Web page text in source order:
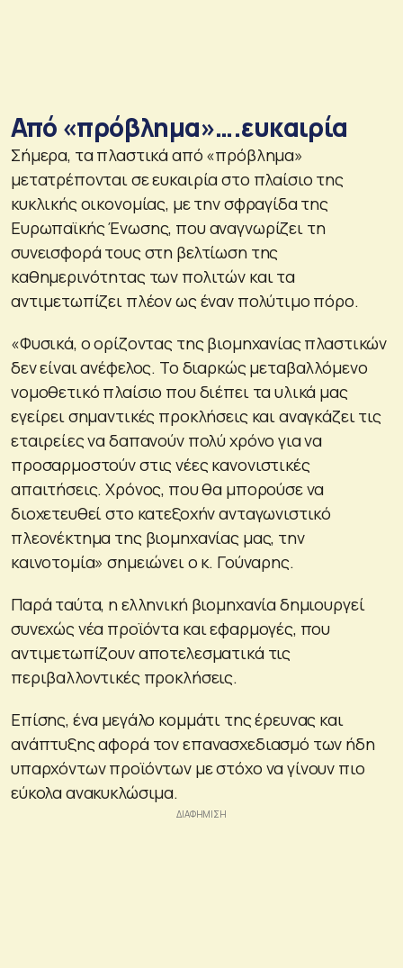
Από «πρόβλημα»….ευκαιρία
Σήμερα, τα πλαστικά από «πρόβλημα»
μετατρέπονται σε ευκαιρία στο πλαίσιο της
κυκλικής οικονομίας, με την σφραγίδα της
Ευρωπαϊκής Ένωσης, που αναγνωρίζει τη
συνεισφορά τους στη βελτίωση της
καθημερινότητας των πολιτών και τα
αντιμετωπίζει πλέον ως έναν πολύτιμο πόρο.
«Φυσικά, ο ορίζοντας της βιομηχανίας πλαστικών
δεν είναι ανέφελος. Το διαρκώς μεταβαλλόμενο
νομοθετικό πλαίσιο που διέπει τα υλικά μας
εγείρει σημαντικές προκλήσεις και αναγκάζει τις
εταιρείες να δαπανούν πολύ χρόνο για να
προσαρμοστούν στις νέες κανονιστικές
απαιτήσεις. Χρόνος, που θα μπορούσε να
διοχετευθεί στο κατεξοχήν ανταγωνιστικό
πλεονέκτημα της βιομηχανίας μας, την
καινοτομία» σημειώνει ο κ. Γούναρης.
Παρά ταύτα, η ελληνική βιομηχανία δημιουργεί
συνεχώς νέα προϊόντα και εφαρμογές, που
αντιμετωπίζουν αποτελεσματικά τις
περιβαλλοντικές προκλήσεις.
Επίσης, ένα μεγάλο κομμάτι της έρευνας και
ανάπτυξης αφορά τον επανασχεδιασμό των ήδη
υπαρχόντων προϊόντων με στόχο να γίνουν πιο
εύκολα ανακυκλώσιμα.